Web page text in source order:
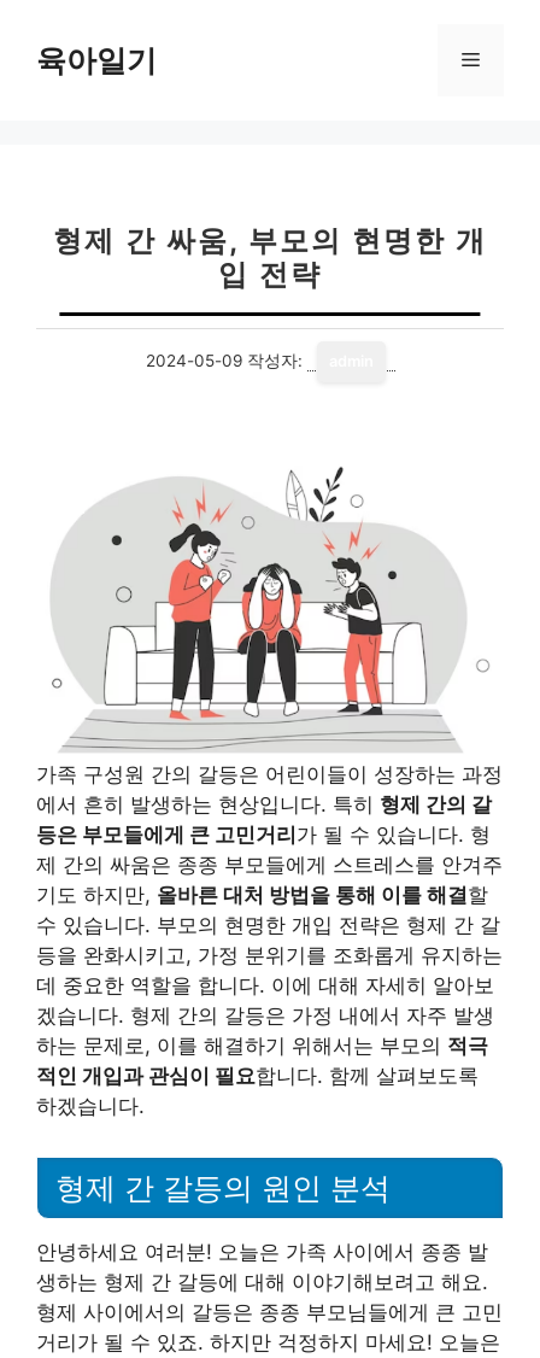
육아일기 메
형제 간 싸움, 부모의 현명한 개
입 전략
2024-05-09 작성자:
가족 구성원 간의 갈등은 어린이들이 성장하는 과정
에서 흔히 발생하는 현상입니다. 특히 형제 간의 갈
등은 부모들에게 큰 고민거리 가 될 수 있습니다. 형
제 간의 싸움은 종종 부모들에게 스트레스를 안겨주
기도 하지만, 올바른 대처 방법을 통해 이를 해결할
수 있습니다. 부모의 현명한 개입 전략은 형제 간 갈
등을 완화시키고, 가정 분위기를 조화롭게 유지하는
데 중요한 역할을 합니다. 이에 대해 자세히 알아보
겠습니다. 형제 간의 갈등은 가정 내에서 자주 발생
하는 문제로, 이를 해결하기 위해서는 부모의 적극
적인 개입과 관심이 필요합니다. 함께 살펴보도록
하겠습니다.
형제 간 갈등의 원인 분석
안녕하세요 여러분! 오늘은 가족 사이에서 종종 발
생하는 형제 간 갈등에 대해 이야기해보려고 해요.
형제 사이에서의 갈등은 종종 부모님들에게 큰 고민
거리가 될 수 있죠. 하지만 걱정하지 마세요! 오늘은